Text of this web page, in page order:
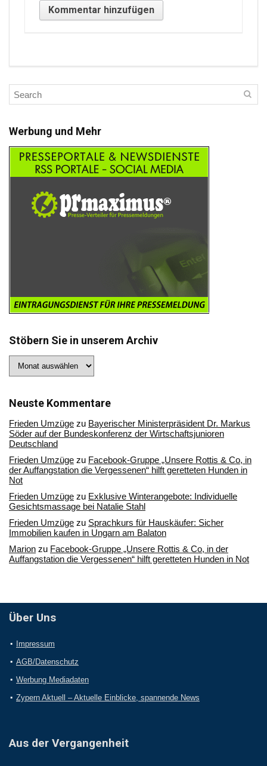
Werbung und Mehr
Stöbern Sie in unserem Archiv
Sie
Archiv
Neuste Kommentare
Frieden Umzüge zu Bayerischer Ministerpräsident Dr. Markus
Söder auf der Bundeskonferenz der Wirtschaftsjunioren
Deutschland
Frieden Umzüge zu Facebook-Gruppe „Unsere Rottis & Co, in
der Auffangstation die Vergessenen“ hilft geretteten Hunden in
Not
Frieden Umzüge zu Exklusive Winterangebote: Individuelle
Gesichtsmassage bei Natalie Stahl
Frieden Umzüge zu Sprachkurs für Hauskäufer: Sicher
Immobilien kaufen in Ungarn am Balaton
Marion zu Facebook-Gruppe „Unsere Rottis & Co, in der
Auffangstation die Vergessenen“ hilft geretteten Hunden in Not
Über Uns
Impressum
AGB/Datenschutz
Werbung Mediadaten
Zypern Aktuell – Aktuelle Einblicke, spannende News
Aus der Vergangenheit